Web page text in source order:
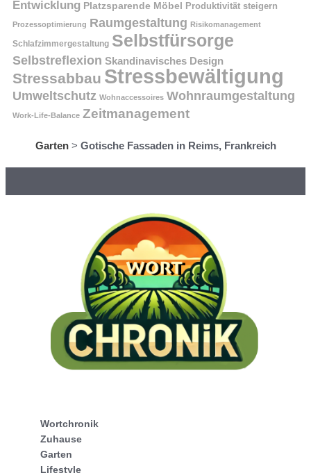
Entwicklung Platzsparende Möbel Produktivität steigern
Prozessoptimierung Raumgestaltung Risikomanagement
Schlafzimmergestaltung Selbstfürsorge
Selbstreflexion Skandinavisches Design
Stressabbau Stressbewältigung
Umweltschutz Wohnaccessoires Wohnraumgestaltung
Work-Life-Balance Zeitmanagement
Garten> Gotische Fassaden in Reims, Frankreich
Wortchronik
Zuhause
Garten
Lifestyle